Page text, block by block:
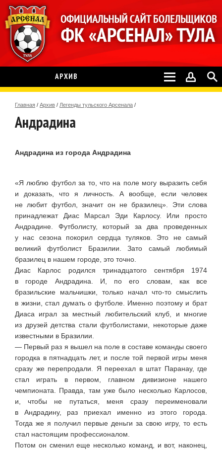
АРХИВ
Главная / Архив / Легенды тульского Арсенала /
Андрадина
Андрадина из города Андрадина
«Я люблю футбол за то, что на поле могу выразить себя
и доказать, что я личность. А вообще, если человек
не любит футбол, значит он не бразилец». Эти слова
принадлежат Диас Марсал Эди Карлосу. Или просто
Андрадине. Футболисту, который за два проведенных
у нас сезона покорил сердца туляков. Это не самый
великий футболист Бразилии. Зато самый любимый
бразилец в нашем городе, это точно.
Диас Карлос родился тринадцатого сентября 1974
в городе Андрадина. И, по его словам, как все
бразильские мальчишки, только начал что-то смыслить
в жизни, стал думать о футболе. Именно поэтому и брат
Диаса играл за местный любительский клуб, и многие
из друзей детства стали футболистами, некоторые даже
известными в Бразилии.
— Первый раз я вышел на поле в составе команды своего
городка в пятнадцать лет, и после той первой игры меня
сразу же перепродали. Я переехал в штат Паранау, где
стал играть в первом, главном дивизионе нашего
чемпионата. Правда, там уже было несколько Карлосов,
и, чтобы не путаться, меня сразу переименовали
в Андрадину, раз приехал именно из этого города.
Тогда же я получил первые деньги за свою игру, то есть
стал настоящим профессионалом.
Потом он сменил еще несколько команд, и вот, наконец,